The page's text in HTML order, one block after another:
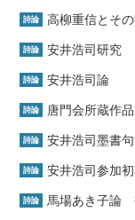
詩論 高柳重信とそ
詩論 安井浩司研究
詩論 安井浩司論
詩論 唐門会所蔵作
詩論 安井浩司墨書
詩論 安井浩司参加
詩論 馬場あき子論